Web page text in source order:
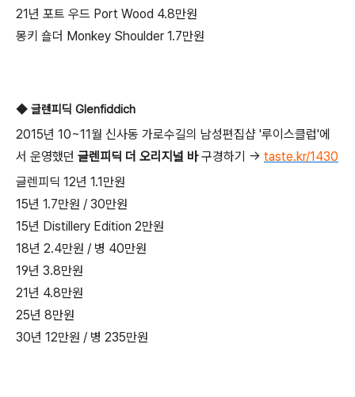
21년 포트 우드 Port Wood 4.8만원
몽키 숄더 Monkey Shoulder 1.7만원
◆ 글렌피딕 Glenfiddich
2015년 10~11월 신사동 가로수길의 남성편집샵 '루이스클럽'에
서 운영했던 글렌피딕 더 오리지널 바구경하기 → taste.kr/1430
글렌피딕 12년 1.1만원
15년 1.7만원 / 30만원
15년 Distillery Edition 2만원
18년 2.4만원 / 병 40만원
19년 3.8만원
21년 4.8만원
25년 8만원
30년 12만원 / 병 235만원